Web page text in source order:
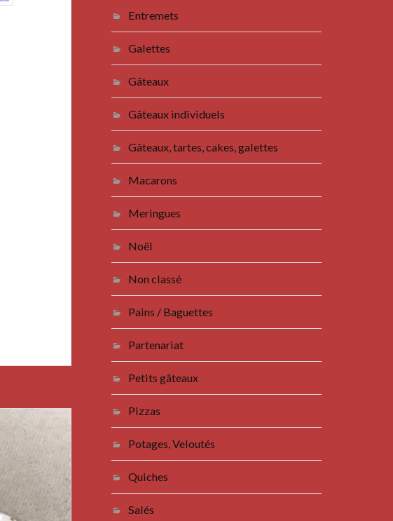
Entremets
Galettes
Gâteaux
Gâteaux individuels
Gâteaux, tartes, cakes, galettes
Macarons
Meringues
Noël
Non classé
Pains / Baguettes
Partenariat
Petits gâteaux
Pizzas
Potages, Veloutés
Quiches
Salés